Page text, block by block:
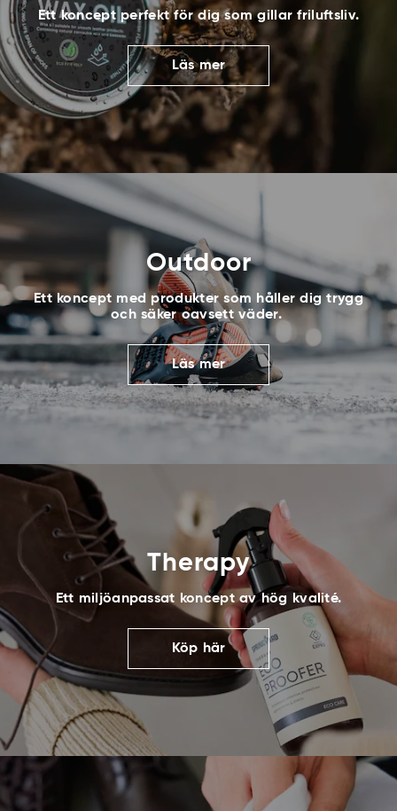
Ett koncept perfekt för dig som gillar friluftsliv.
Läs mer
Outdoor
Ett koncept med produkter som håller dig trygg
och säker oavsett väder.
Läs mer
Therapy
Ett miljöanpassat koncept av hög kvalité.
Köp här